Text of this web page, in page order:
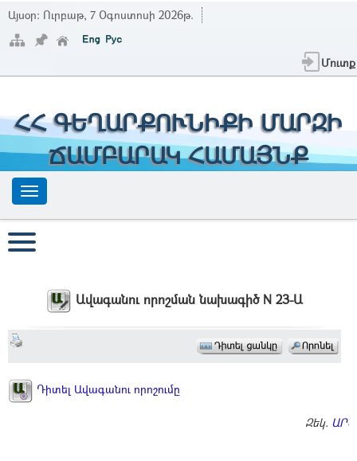
Այսօր: Ուրբաթ, 7 Օգոստոսի 2026թ.
Մուտք
ՀՀ ԳԵՂԱՐՔՈՒՆԻՔԻ ՄԱՐԶԻ
ՃԱՄԲԱՐԱԿ ՀԱՄԱՅՆՔ
Ավագանու որոշման նախագիծ N 23-Ա
Դիտել Ավագանու որոշումը
Զեկ.